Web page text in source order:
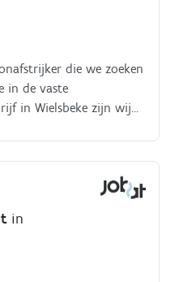
die we zoeken
in de vaste
in Wielsbeke zijn wij
samen met de
voor het
de productie van de
deze aan op de
de kwaliteit van het
in